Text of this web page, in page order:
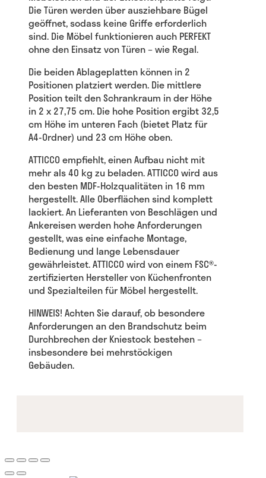
Die Türen werden über ausziehbare Bügel
geöffnet, sodass keine Griffe erforderlich
sind. Die Möbel funktionieren auch PERFEKT
ohne den Einsatz von Türen – wie Regal.
Die beiden Ablageplatten können in 2
Positionen platziert werden. Die mittlere
Position teilt den Schrankraum in der Höhe
in 2 x 27,75 cm. Die hohe Position ergibt 32,5
cm Höhe im unteren Fach (bietet Platz für
A4-Ordner) und 23 cm Höhe oben.
ATTICCO empfiehlt, einen Aufbau nicht mit
mehr als 40 kg zu beladen. ATTICCO wird aus
den besten MDF-Holzqualitäten in 16 mm
hergestellt. Alle Oberflächen sind komplett
lackiert. An Lieferanten von Beschlägen und
Ankereisen werden hohe Anforderungen
gestellt, was eine einfache Montage,
Bedienung und lange Lebensdauer
gewährleistet. ATTICCO wird von einem FSC®-
zertifizierten Hersteller von Küchenfronten
und Spezialteilen für Möbel hergestellt.
HINWEIS! Achten Sie darauf, ob besondere
Anforderungen an den Brandschutz beim
Durchbrechen der Kniestock bestehen –
insbesondere bei mehrstöckigen
Gebäuden.